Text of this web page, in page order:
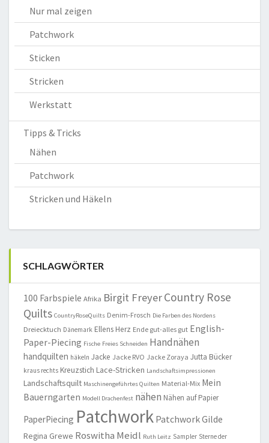
Nur mal zeigen
Patchwork
Sticken
Stricken
Werkstatt
Tipps & Tricks
Nähen
Patchwork
Stricken und Häkeln
SCHLAGWÖRTER
100 Farbspiele Afrika Birgit FreyerCountry Rose
Quilts CountryRoseQuilts Denim-Frosch Die Farben des Nordens
Dreiecktuch Dänemark Ellens Herz Ende gut-alles gut English-
Paper-Piecing Fische Freies Schneiden Handnähen
handquilten häkeln Jacke Jacke RVO Jacke Zoraya Jutta Bücker
kraus rechts Kreuzstich Lace-Stricken Landschaftsimpressionen
Landschaftsquilt Maschinengeführtes Quilten Material-Mix Mein
Bauerngarten Modell Drachenfest nähen Nähen auf Papier
PaperPiecing Patchwork Patchwork Gilde
Regina Grewe Roswitha Meidl Ruth Leitz Sampler Sterne der